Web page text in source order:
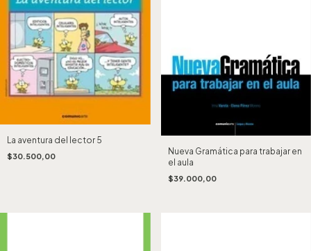
La aventura del lector 5
$30.500,00
Nueva Gramática para trabajar en
el aula
$39.000,00